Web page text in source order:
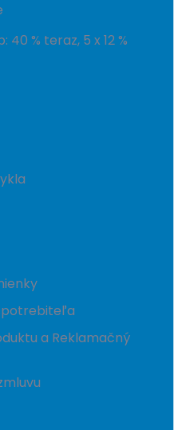
% teraz, 5 x 12 %
a Reklamačný